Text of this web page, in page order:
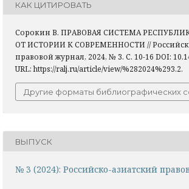
КАК ЦИТИРОВАТЬ
Сорокин В. ПРАВОВАЯ СИСТЕМА
ОТ ИСТОРИИ К СОВРЕМЕННОСТИ //
правовой журнал, 2024, № 3. С. 10-16 DOI:
URL: https://ralj.ru/article/view/%282024%293.2.
Другие форматы библиографических
ВЫПУСК
№ 3 (2024): Российско-азиатский